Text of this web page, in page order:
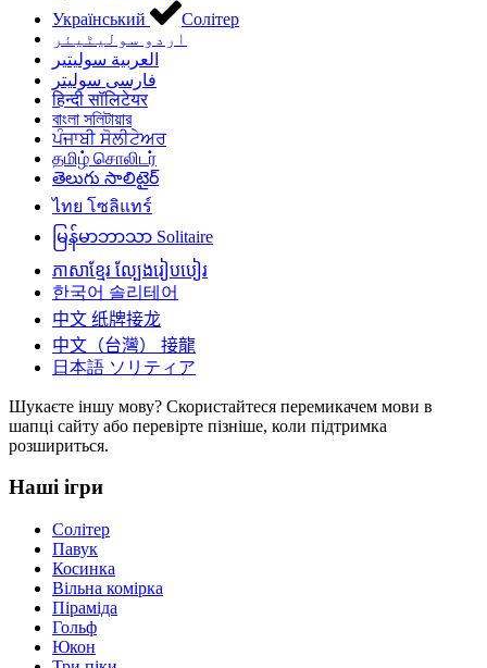
Український
Солітер
اردو سولیٹیئر
العربية سوليتير
فارسی سولیتر
हिन्दी सॉलिटेयर
বাংলা সলিটায়ার
ਪੰਜਾਬੀ ਸੋਲੀਟੇਅਰ
தமிழ் சொலிடர்
తెలుగు సాలిటైర్‌
ไทย โซลิแทร์
မြန်မာဘာသာ Solitaire
ភាសាខ្មែរ ល្បែងរៀបបៀរ
한국어 솔리테어
中文 纸牌接龙
中文（台灣）
接龍
日本語 ソリティア
Шукаєте іншу мову? Скористайтеся перемикачем мови в
шапці сайту або перевірте пізніше, коли підтримка
розшириться.
Наші ігри
Солітер
Павук
Косинка
Вільна комірка
Піраміда
Гольф
Юкон